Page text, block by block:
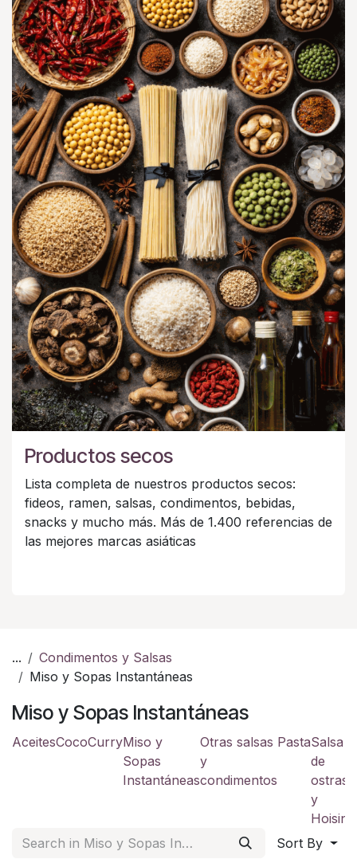
Productos secos
Lista completa de nuestros productos secos:
fideos, ramen, salsas, condimentos, bebidas,
snacks y mucho más. Más de 1.400 referencias de
las mejores marcas asiáticas
...
Condimentos y Salsas
Miso y Sopas Instantáneas
Miso y Sopas Instantáneas
AceitesCocoCurryMiso y
Sopas
Instantáneas
Otras salsas
y
condimentos
PastaSalsa
de
ostras
y
Hoisin
Sort By